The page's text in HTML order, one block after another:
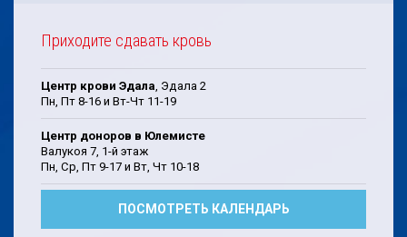
Приходите сдавать кровь
Центр крови Эдала , Эдала 2
Пн, Пт 8-16 и Вт-Чт 11-19
Центр доноров в Юлемисте
Валукоя 7, 1-й этаж
Пн, Cp, Пт 9-17 и Bт, Чт 10-18
ПОСМОТРЕТЬ КАЛЕНДАРЬ